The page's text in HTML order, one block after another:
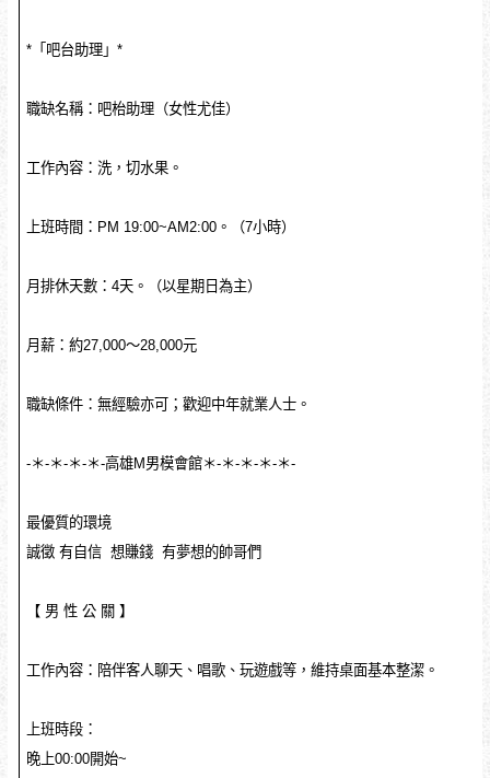
*「吧台助理」*
職缺名稱：吧枱助理（女性尤佳）
工作內容：洗，切水果。
上班時間：PM 19:00~AM2:00。（7小時）
月排休天數：4天。（以星期日為主）
月薪：約27,000～28,000元
職缺條件：無經驗亦可；歡迎中年就業人士。
-＊-＊-＊-＊-高雄M男模會館＊-＊-＊-＊-＊-
最優質的環境
誠徵 有自信 想賺錢 有夢想的帥哥們
【 男 性 公 關 】
工作內容：陪伴客人聊天、唱歌、玩遊戲等，維持桌面基本整潔。
上班時段：
晚上00:00開始~